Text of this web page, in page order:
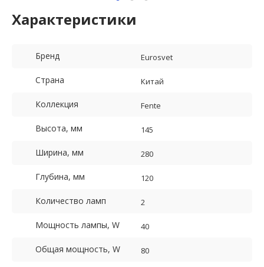
Характеристики
Бренд Eurosvet
Страна Китай
Коллекция Fente
Высота, мм 145
Ширина, мм 280
Глубина, мм 120
Количество ламп 2
Мощность лампы, W 40
Общая мощность, W 80